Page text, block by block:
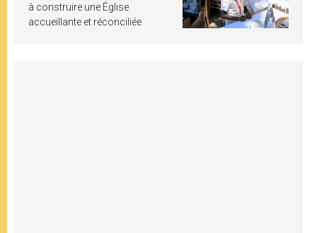
à construire une Église
accueillante et réconciliée